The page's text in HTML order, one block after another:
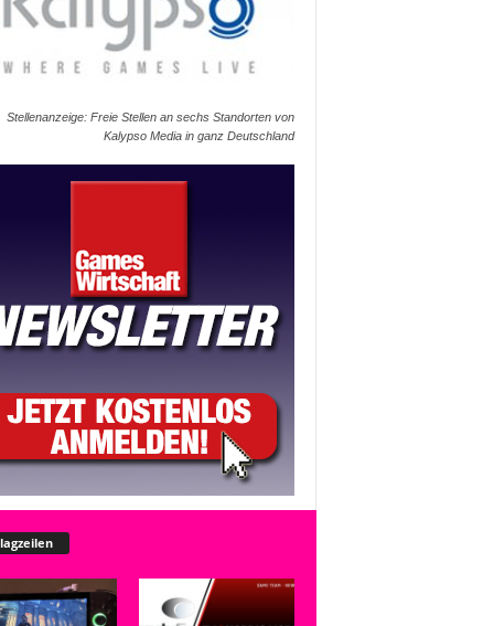
Stellenanzeige: Freie Stellen an sechs Standorten von
Kalypso Media in ganz Deutschland